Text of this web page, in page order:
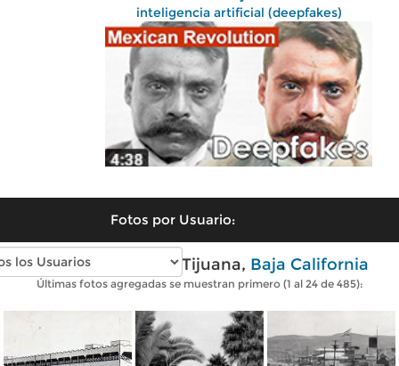
inteligencia artificial (deepfakes)
Fotos por Usuario:
Fotos antiguas de Tijuana, Baja California
Últimas fotos agregadas se muestran primero (1 al 24 de 485):